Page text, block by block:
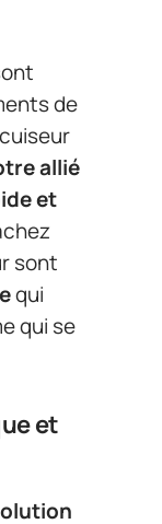
de
allié
et
sont
qui
qui se
et